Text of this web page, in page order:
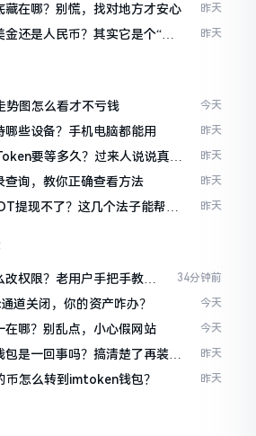
在哪？别慌，找对地方才安心 昨天
还是人民币？其实它是个“多
昨天
势图怎么看才不亏钱 今天
些设备？手机电脑都能用 昨天
要等多久？过来人说说真实
昨天
查询，教你正确查看方法 昨天
提现不了？这几个法子能帮你
昨天
权限？老用户手把手教你
34分钟前
道关闭，你的资产咋办？ 今天
哪？别乱点，小心假网站 今天
是一回事吗？搞清楚了再装钱
昨天
币怎么转到imtoken钱包？ 昨天